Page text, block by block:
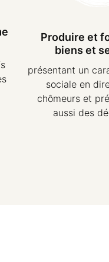
Produire et
biens et
présentant un
sociale en
chômeurs et
aussi des